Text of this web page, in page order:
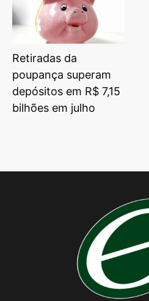
Retiradas da
poupança superam
depósitos em R$ 7,15
bilhões em julho